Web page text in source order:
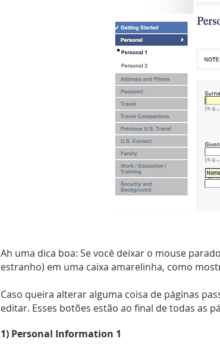
Ah uma dica boa: Se você deixar o mouse
estranho) em uma caixa amarelinha, como
Caso queira alterar alguma coisa de páginas
editar. Esses botões estão ao final de todas as
1) Personal Information 1